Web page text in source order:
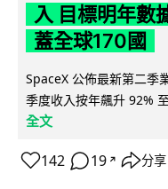
入 目標明年數
蓋全球170國
SpaceX 公佈最新第二季
季度收入按年飆升 92%
全文
142 19 ↗ 分享